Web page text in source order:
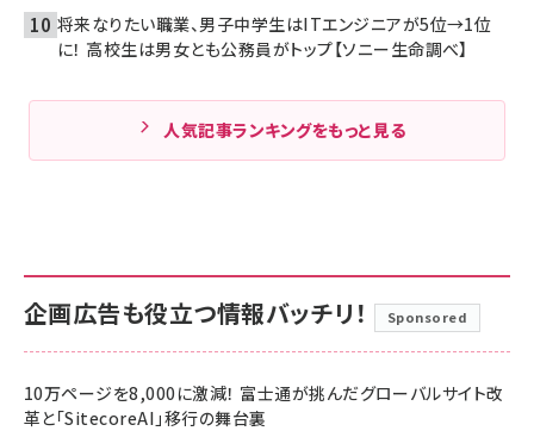
将来なりたい職業、男子中学生はITエンジニアが5位→1位
に！ 高校生は男女とも公務員がトップ【ソニー生命調べ】
人気記事ランキングをもっと見る
企画広告も役立つ情報バッチリ！ Sponsored
10万ページを8,000に激減！ 富士通が挑んだグローバルサイト改
革と「SitecoreAI」移行の舞台裏